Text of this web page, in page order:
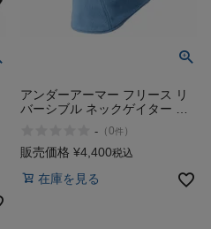
アンダーアーマー フリース リ
バーシブル ネックゲイター ス
ォーマー 防寒 防風 保温
UNDER ARMOUR
- （0件 ）
販売価格 ¥4,400税込
在庫を見る